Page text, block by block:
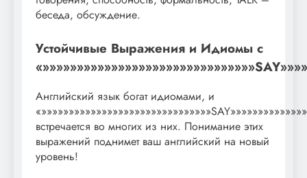
беседа, обсуждение.
Устойчивые Выражения и Идиомы с
Английский язык богат идиомами, и
встречается во многих из них. Понимание этих
выражений поднимет ваш английский на новый
уровень!